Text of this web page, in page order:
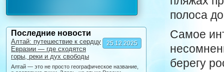
Последние новости
25.12.2025
Алтай: путешествие к сердцу
Евразии — где сходятся
горы, реки и дух свободы
Алтай — это не просто географическое название,
полоса
Самое
берегу